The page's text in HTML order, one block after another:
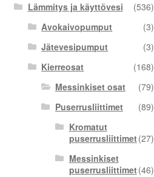
Lämmitys ja käyttövesi
(536)
Avokaivopumput
(3)
Jätevesipumput
(3)
Kierreosat
(168)
Messinkiset osat
(79)
Puserrusliittimet
(89)
Kromatut
puserrusliittimet(27)
Messinkiset
puserrusliittimet(46)